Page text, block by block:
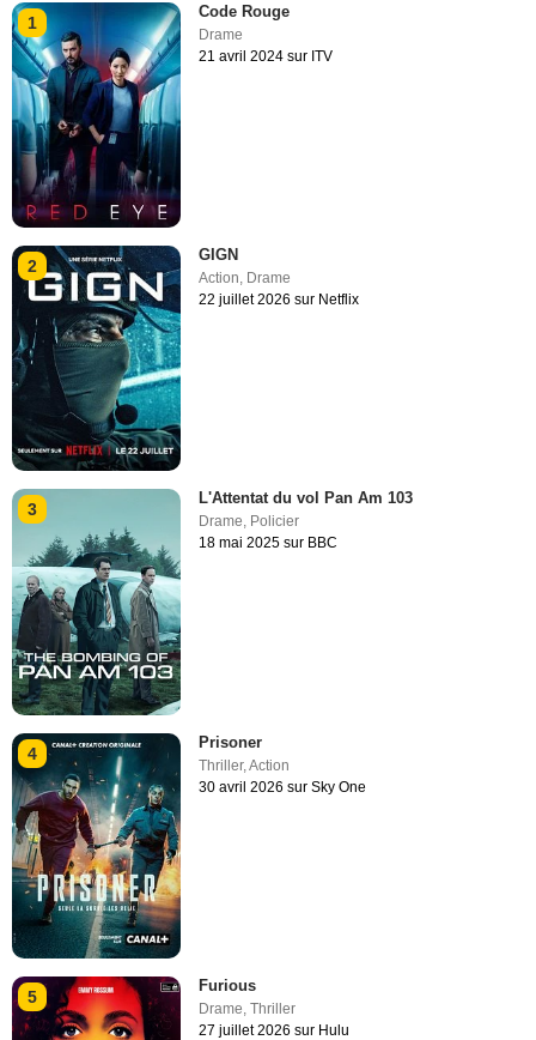
1
Code Rouge
Drame
21 avril 2024 sur ITV
2
GIGN
Action, Drame
22 juillet 2026 sur Netflix
3
L'Attentat du vol Pan Am 103
Drame, Policier
18 mai 2025 sur BBC
4
Prisoner
Thriller,Action
30 avril 2026 sur Sky One
5
Furious
Drame,Thriller
27 juillet 2026 sur Hulu